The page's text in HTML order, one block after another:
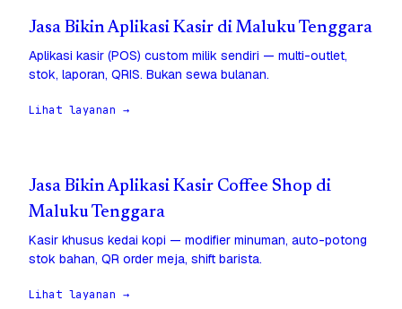
Jasa Bikin Aplikasi Kasir di Maluku Tenggara
Aplikasi kasir (POS) custom milik sendiri — multi-outlet,
stok, laporan, QRIS. Bukan sewa bulanan.
Lihat layanan →
Jasa Bikin Aplikasi Kasir Coffee Shop di
Maluku Tenggara
Kasir khusus kedai kopi — modifier minuman, auto-potong
stok bahan, QR order meja, shift barista.
Lihat layanan →